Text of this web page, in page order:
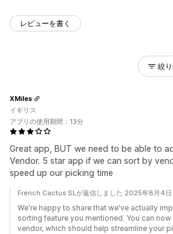
レビューを書く
絞
Great app, BUT we need to be able to
Vendor. 5 star app if we can sort by
speed up our picking time
XMiles
イギリス
アプリの使用期間：13分
French Cactus SLが返信しました 2025年8月4日
We're happy to share that we've actually
sorting feature you mentioned. You can
vendor, which should help streamline your